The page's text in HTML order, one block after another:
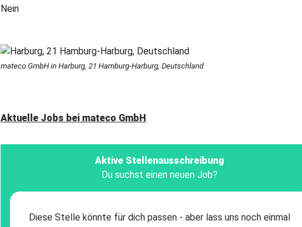
Nein
mateco GmbH in Harburg, 21 Hamburg-Harburg, Deutschland
Aktuelle Jobs bei mateco GmbH
Aktive Stellenausschreibung
Du suchst einen neuen Job?
Diese Stelle könnte für dich passen - aber lass uns noch einmal